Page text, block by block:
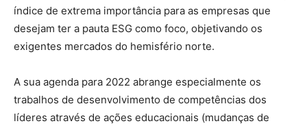
índice de extrema importância para as empresas que
desejam ter a pauta ESG como foco, objetivando os
exigentes mercados do hemisfério norte.
A sua agenda para 2022 abrange especialmente os
trabalhos de desenvolvimento de competências dos
líderes através de ações educacionais (mudanças de